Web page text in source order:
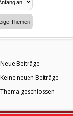
Neue Beiträge
Keine neuen Beiträge
Thema geschlossen